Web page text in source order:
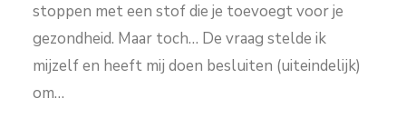
stoppen met een stof die je toevoegt voor je
gezondheid. Maar toch… De vraag stelde ik
mijzelf en heeft mij doen besluiten (uiteindelijk)
om…